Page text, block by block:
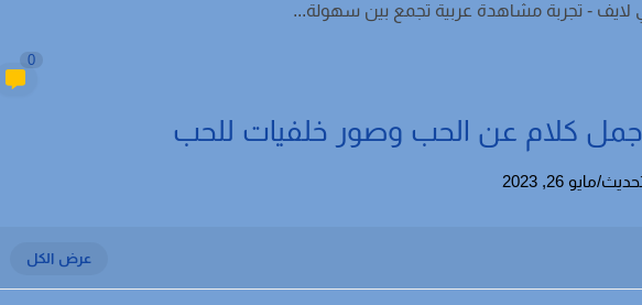
لايف - تجربة مشاهدة عربية تجمع بين سهولة...
0
كلام عن الحب وصور خلفيات للحب
مايو 26, 2023